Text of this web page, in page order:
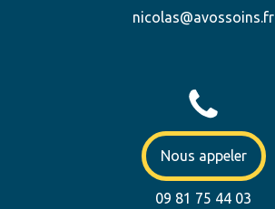
nicolas@avossoins.fr
Nous appeler
09 81 75 44 03